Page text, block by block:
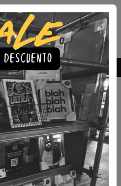
comprando 3 o más productos